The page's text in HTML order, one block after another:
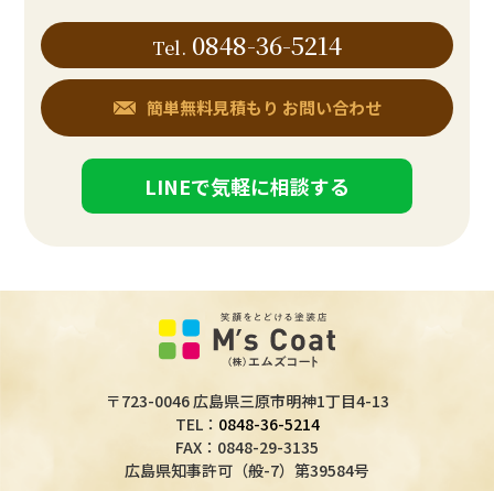
Tel. 0848-36-5214
簡単無料見積もり お問い合わせ
LINEで気軽に相談する
〒723-0046 広島県三原市明神1丁目4-13
TEL： 0848-36-5214
FAX：0848-29-3135
広島県知事許可（般-7）第39584号